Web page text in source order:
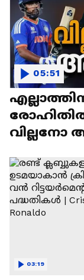
വില്ലനോ
05:51
03:19